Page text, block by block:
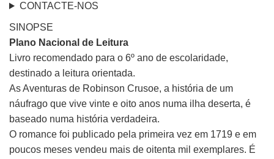
CONTACTE-NOS
SINOPSE
Plano Nacional de Leitura
Livro recomendado para o 6º ano de escolaridade,
destinado a leitura orientada.
As Aventuras de Robinson Crusoe, a história de um
náufrago que vive vinte e oito anos numa ilha deserta, é
baseado numa história verdadeira.
O romance foi publicado pela primeira vez em 1719 e em
poucos meses vendeu mais de oitenta mil exemplares. É